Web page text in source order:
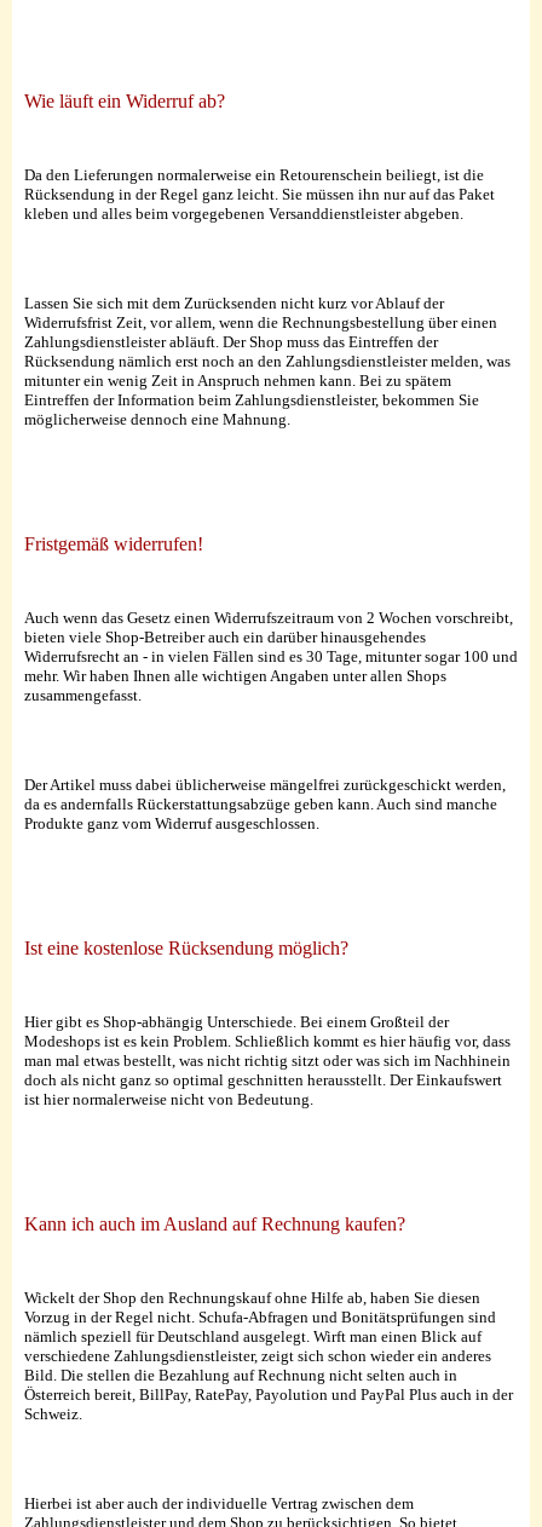
Wie läuft ein Widerruf ab?
Da den Lieferungen normalerweise ein Retourenschein beiliegt, ist die
Rücksendung in der Regel ganz leicht. Sie müssen ihn nur auf das Paket
kleben und alles beim vorgegebenen Versanddienstleister abgeben.
Lassen Sie sich mit dem Zurücksenden nicht kurz vor Ablauf der
Widerrufsfrist Zeit, vor allem, wenn die Rechnungsbestellung über einen
Zahlungsdienstleister abläuft. Der Shop muss das Eintreffen der
Rücksendung nämlich erst noch an den Zahlungsdienstleister melden, was
mitunter ein wenig Zeit in Anspruch nehmen kann. Bei zu spätem
Eintreffen der Information beim Zahlungsdienstleister, bekommen Sie
möglicherweise dennoch eine Mahnung.
Fristgemäß widerrufen!
Auch wenn das Gesetz einen Widerrufszeitraum von 2 Wochen vorschreibt,
bieten viele Shop-Betreiber auch ein darüber hinausgehendes
Widerrufsrecht an - in vielen Fällen sind es 30 Tage, mitunter sogar 100 und
mehr. Wir haben Ihnen alle wichtigen Angaben unter allen Shops
zusammengefasst.
Der Artikel muss dabei üblicherweise mängelfrei zurückgeschickt werden,
da es andernfalls Rückerstattungsabzüge geben kann. Auch sind manche
Produkte ganz vom Widerruf ausgeschlossen.
Ist eine kostenlose Rücksendung möglich?
Hier gibt es Shop-abhängig Unterschiede. Bei einem Großteil der
Modeshops ist es kein Problem. Schließlich kommt es hier häufig vor, dass
man mal etwas bestellt, was nicht richtig sitzt oder was sich im Nachhinein
doch als nicht ganz so optimal geschnitten herausstellt. Der Einkaufswert
ist hier normalerweise nicht von Bedeutung.
Kann ich auch im Ausland auf Rechnung kaufen?
Wickelt der Shop den Rechnungskauf ohne Hilfe ab, haben Sie diesen
Vorzug in der Regel nicht. Schufa-Abfragen und Bonitätsprüfungen sind
nämlich speziell für Deutschland ausgelegt. Wirft man einen Blick auf
verschiedene Zahlungsdienstleister, zeigt sich schon wieder ein anderes
Bild. Die stellen die Bezahlung auf Rechnung nicht selten auch in
Österreich bereit, BillPay, RatePay, Payolution und PayPal Plus auch in der
Schweiz.
Hierbei ist aber auch der individuelle Vertrag zwischen dem
Zahlungsdienstleister und dem Shop zu berücksichtigen. So bietet